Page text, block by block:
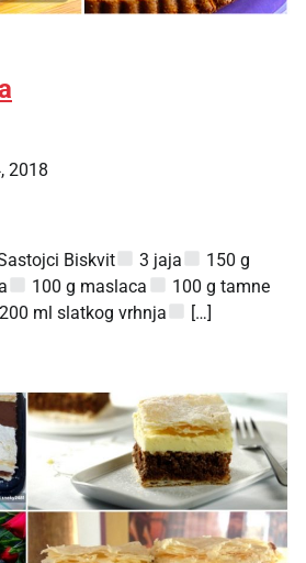
2018
Biskvit 3 jaja
150 g
100 g maslaca
100 g tamne
200 ml slatkog vrhnja […]